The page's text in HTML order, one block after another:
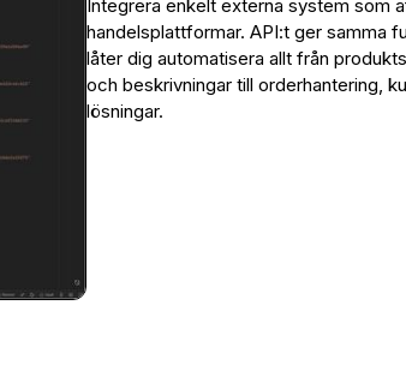
Integrera enkelt externa system som
handelsplattformar. API:t ger samma
låter dig automatisera allt från
och beskrivningar till orderhantering,
lösningar.